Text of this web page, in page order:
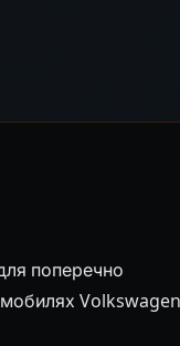
поперечно
Volkswagen